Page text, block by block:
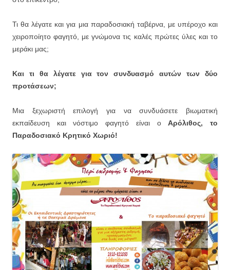
Τι θα λέγατε και για μια παραδοσιακή ταβέρνα, με υπέροχο και
χειροποίητο φαγητό, με γνώμονα τις καλές πρώτες ύλες και το
μεράκι μας;
Και τι θα λέγατε για τον συνδυασμό αυτών των δύο
προτάσεων;
Μια ξεχωριστή επιλογή για να συνδυάσετε βιωματική
εκπαίδευση και νόστιμο φαγητό είναι οΑρόλιθος, το
Παραδοσιακό Κρητικό Χωριό!